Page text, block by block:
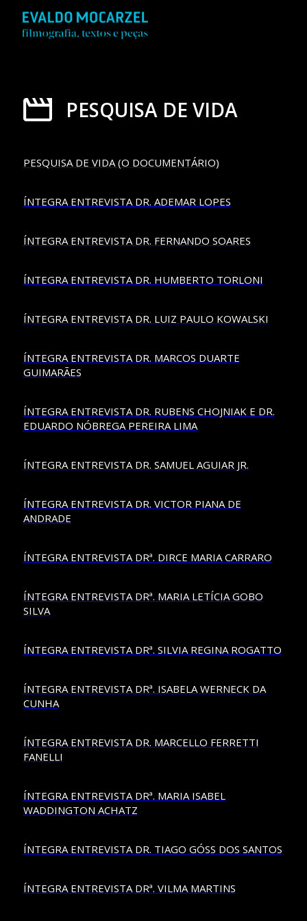
PESQUISA DE VIDA
PESQUISA DE VIDA (O DOCUMENTÁRIO)
ÍNTEGRA ENTREVISTA DR. ADEMAR LOPES
ÍNTEGRA ENTREVISTA DR. FERNANDO SOARES
ÍNTEGRA ENTREVISTA DR. HUMBERTO TORLONI
ÍNTEGRA ENTREVISTA DR. LUIZ PAULO KOWALSKI
ÍNTEGRA ENTREVISTA DR. MARCOS DUARTE
GUIMARÃES
ÍNTEGRA ENTREVISTA DR. RUBENS CHOJNIAK E DR.
EDUARDO NÓBREGA PEREIRA LIMA
ÍNTEGRA ENTREVISTA DR. SAMUEL AGUIAR JR.
ÍNTEGRA ENTREVISTA DR. VICTOR PIANA DE
ANDRADE
ÍNTEGRA ENTREVISTA DRª. DIRCE MARIA CARRARO
ÍNTEGRA ENTREVISTA DRª. MARIA LETÍCIA GOBO
SILVA
ÍNTEGRA ENTREVISTA DRª. SILVIA REGINA ROGATTO
ÍNTEGRA ENTREVISTA DRª. ISABELA WERNECK DA
CUNHA
ÍNTEGRA ENTREVISTA DR. MARCELLO FERRETTI
FANELLI
ÍNTEGRA ENTREVISTA DRª. MARIA ISABEL
WADDINGTON ACHATZ
ÍNTEGRA ENTREVISTA DR. TIAGO GÓSS DOS SANTOS
ÍNTEGRA ENTREVISTA DRª. VILMA MARTINS